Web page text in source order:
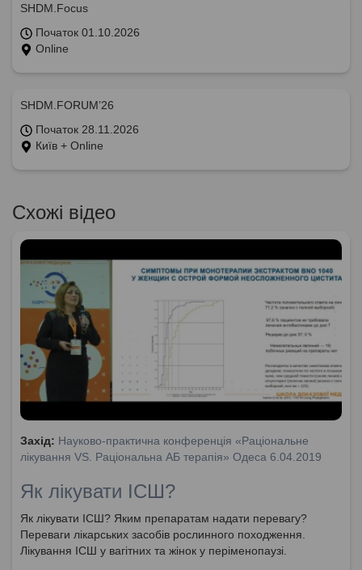
SHDM.Focus
Початок 01.10.2026
Online
SHDM.FORUM’26
Початок 28.11.2026
Київ + Online
Схожі відео
Захід: Науково-практична конференція «Раціональне
лікування VS. Раціональна АБ терапія» Одеса 6.04.2019
Як лікувати ІСШ?
Як лікувати ІСШ? Яким препаратам надати перевагу?
Переваги лікарських засобів рослинного походження.
Лікування ІСШ у вагітних та жінок у періменопаузі.